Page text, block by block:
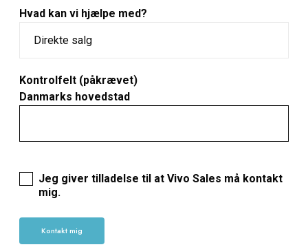
Hvad kan vi hjælpe med?
Kontrolfelt (påkrævet)
Danmarks hovedstad
Jeg giver tilladelse til at Vivo Sales må kontakt
mig.